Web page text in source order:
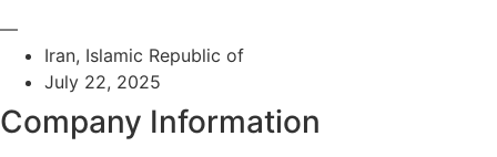
—
Iran, Islamic Republic of
July 22, 2025
Company Information